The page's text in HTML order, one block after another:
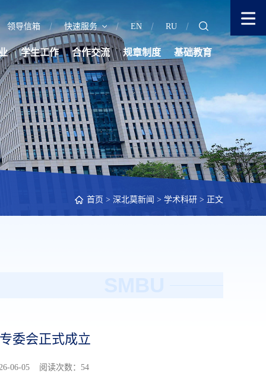
领导信箱 快速服务 EN RU
学生工作 合作交流 规章制度 基础教育
首页 > 深北莫新闻 > 学术科研 > 正文
委会正式成立
06-05 阅读次数： 54